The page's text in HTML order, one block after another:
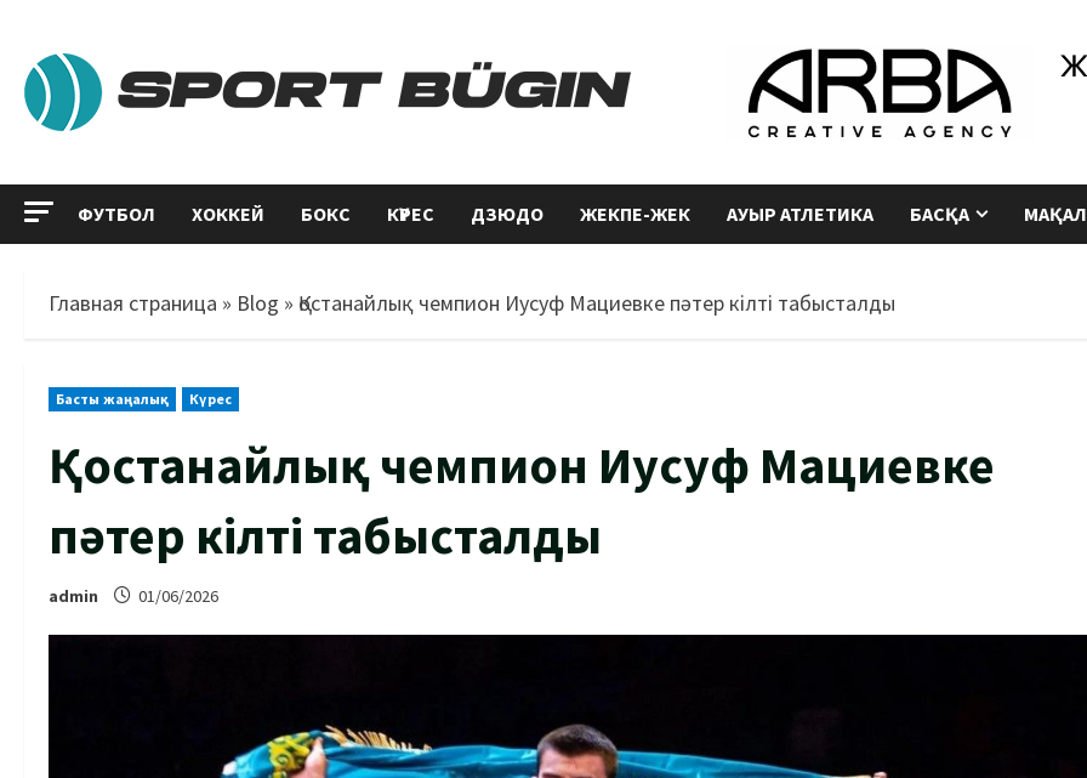
ФУТБОЛ ХОККЕЙ БОКС КҮРЕС ДЗЮДО ЖЕКПЕ-ЖЕК АУЫР АТЛЕТИКА БАСҚА
Главная страница » Blog » Қостанайлық чемпион Иусуф Мациевке пәтер кілті табысталды
Басты жаңалық Күрес
Қостанайлық чемпион Иусуф Мациевке
пәтер кілті табысталды
admin 01/06/2026